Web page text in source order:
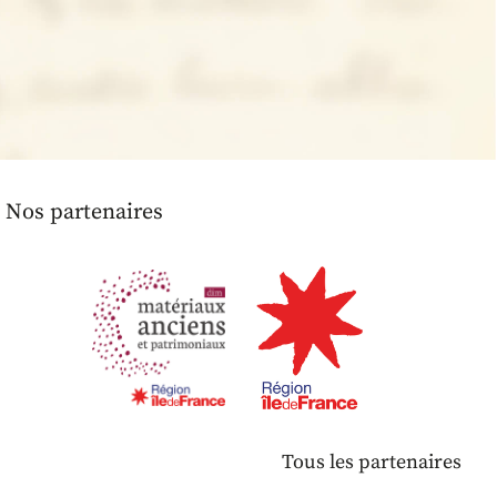
Nos partenaires
Tous les partenaires